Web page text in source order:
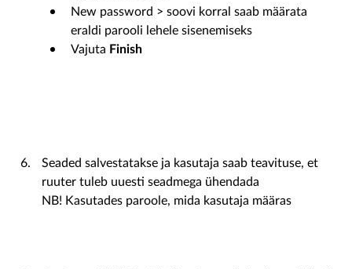
New password > soovi korral saab määrata
eraldi parooli lehele sisenemiseks
Vajuta Finish
Seaded salvestatakse ja kasutaja saab teavituse, et
ruuter tuleb uuesti seadmega ühendada
NB! Kasutades paroole, mida kasutaja määras